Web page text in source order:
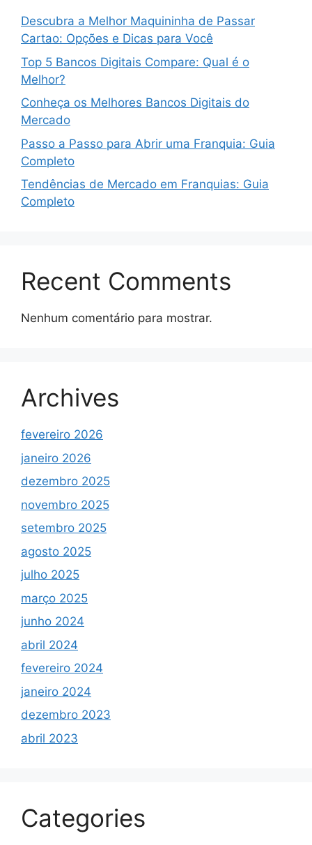
Descubra a Melhor Maquininha de Passar
Cartao: Opções e Dicas para Você
Top 5 Bancos Digitais Compare: Qual é o
Melhor?
Conheça os Melhores Bancos Digitais do
Mercado
Passo a Passo para Abrir uma Franquia: Guia
Completo
Tendências de Mercado em Franquias: Guia
Completo
Recent Comments
Nenhum comentário para mostrar.
Archives
fevereiro 2026
janeiro 2026
dezembro 2025
novembro 2025
setembro 2025
agosto 2025
julho 2025
março 2025
junho 2024
abril 2024
fevereiro 2024
janeiro 2024
dezembro 2023
abril 2023
Categories